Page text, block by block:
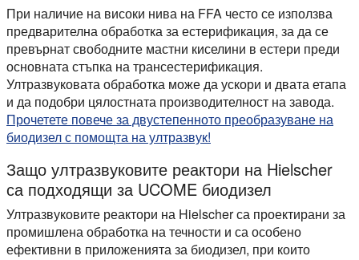
При наличие на високи нива на FFA често се използва
предварителна обработка за естерификация, за да се
превърнат свободните мастни киселини в естери преди
основната стъпка на трансестерификация.
Ултразвуковата обработка може да ускори и двата етапа
и да подобри цялостната производителност на завода.
Прочетете повече за двустепенното преобразуване на
биодизел с помощта на ултразвук!
Защо ултразвуковите реактори на Hielscher
са подходящи за UCOME биодизел
Ултразвуковите реактори на Hielscher са проектирани за
промишлена обработка на течности и са особено
ефективни в приложенията за биодизел, при които